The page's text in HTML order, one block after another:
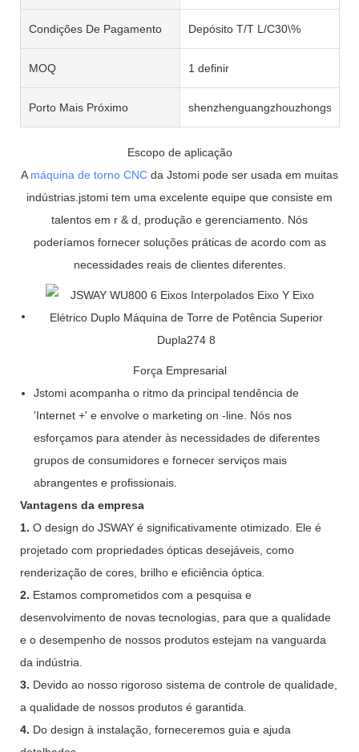
Condições De Pagamento Depósito T/T L/C30\%
MOQ 1 definir
Porto Mais Próximo shenzhenguangzhouzhongshan
Escopo de aplicação
A máquina de torno CNC da Jstomi pode ser usada em muitas
indústrias.jstomi tem uma excelente equipe que consiste em
talentos em r & d, produção e gerenciamento. Nós
poderíamos fornecer soluções práticas de acordo com as
necessidades reais de clientes diferentes.
Força Empresarial
Jstomi acompanha o ritmo da principal tendência de
'Internet +' e envolve o marketing on -line. Nós nos
esforçamos para atender às necessidades de diferentes
grupos de consumidores e fornecer serviços mais
abrangentes e profissionais.
Vantagens da empresa
1. O design do JSWAY é significativamente otimizado. Ele é
projetado com propriedades ópticas desejáveis, como
renderização de cores, brilho e eficiência óptica.
2. Estamos comprometidos com a pesquisa e
desenvolvimento de novas tecnologias, para que a qualidade
e o desempenho de nossos produtos estejam na vanguarda
da indústria.
3. Devido ao nosso rigoroso sistema de controle de qualidade,
a qualidade de nossos produtos é garantida.
4. Do design à instalação, forneceremos guia e ajuda